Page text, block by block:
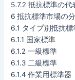
5.7.2 抵抗標準の
6 抵抗標準市場の
6.1 タイプ別抵抗
6.1.1 国家標準
6.1.2 一級標準
6.1.3 二級標準
6.1.4 作業用標準器